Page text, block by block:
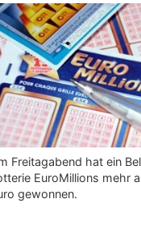
Freitagabend hat ein
EuroMillions mehr
gewonnen.